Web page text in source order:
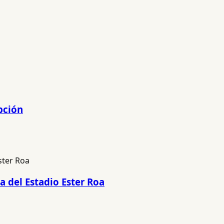
del Estadio Ester Roa